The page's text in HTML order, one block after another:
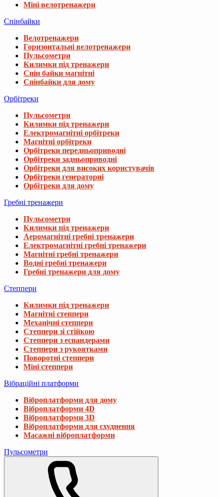
Міні велотренажери
Спінбайки
Велотренажери
Горизонтальні велотренажери
Пульсометри
Килимки під тренажери
Спін байки магнітні
Спінбайки для дому
Орбітреки
Пульсометри
Килимки під тренажери
Електромагнітні орбітреки
Магнітні орбітреки
Орбітреки передньоприводні
Орбітреки задньоприводні
Орбітреки для високих користувачів
Орбітреки генераторні
Орбітреки для дому
Гребні тренажери
Пульсометри
Килимки під тренажери
Аеромагнітні гребні тренажери
Електромагнітні гребні тренажери
Магнітні гребні тренажери
Водні гребні тренажери
Гребні тренажери для дому
Степпери
Килимки під тренажери
Магнітні степпери
Механічні степпери
Степпери зі стійкою
Степпери з еспандерами
Степпери з рукоятками
Поворотні степпери
Міні степпери
Вібраційні платформи
Віброплатформи для дому
Віброплатформи 4D
Віброплатформи 3D
Віброплатформи для схуднення
Масажні віброплатформи
Пульсометри